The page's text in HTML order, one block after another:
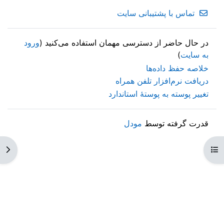
فهرست درس
تماس با پشتیبانی سایت
در حال حاضر از دسترسی مهمان استفاده می‌کنید (ورود
به سایت)
خلاصه حفظ داده‌ها
دریافت نرم‌افزار تلفن همراه
تغییر پوسته به پوستهٔ استاندارد
قدرت گرفته توسط مودل